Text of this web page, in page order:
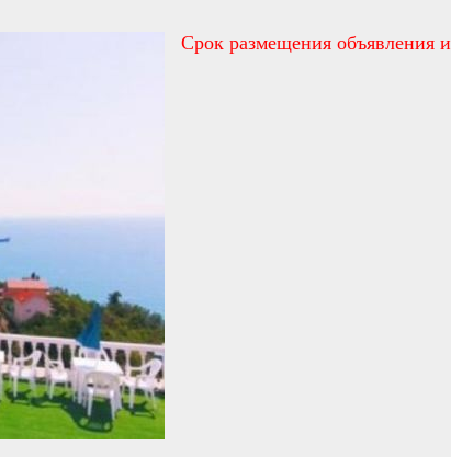
Срок размещения объявления